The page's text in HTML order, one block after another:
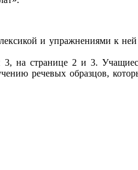
и упражнениями к
на странице 2 и 3.
речевых образцов,